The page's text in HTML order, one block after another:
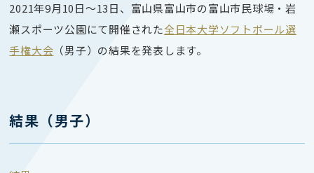
2021年9月10日～13日、富山県富山市の富山市民球場・岩
瀬スポーツ公園にて開催された全日本大学ソフトボール選
手権大会 （男子）の結果を発表します。
結果（男子）